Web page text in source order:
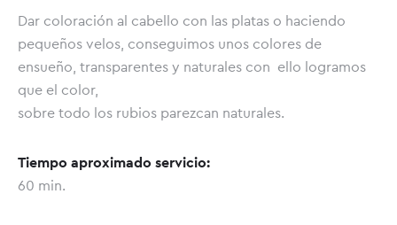
Dar coloración al cabello con las platas o haciendo
pequeños velos, conseguimos unos colores de
ensueño, transparentes y naturales con ello logramos
que el color,
sobre todo los rubios parezcan naturales.
Tiempo aproximado servicio:
60 min.